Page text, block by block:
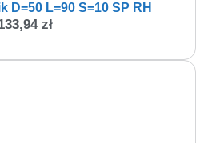
D=50 L=90 S=10 SP RH
zł